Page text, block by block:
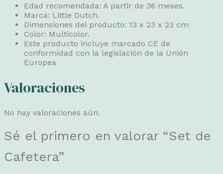
Edad recomendada: A partir de 36 meses.
Marca: Little Dutch.
Dimensiones del producto: 13 x 23 x 23 cm
Color: Multicolor.
Este producto incluye marcado CE de
conformidad con la legislación de la Unión
Europea
Valoraciones
No hay valoraciones aún.
Sé el primero en valorar “Set de
Cafetera”